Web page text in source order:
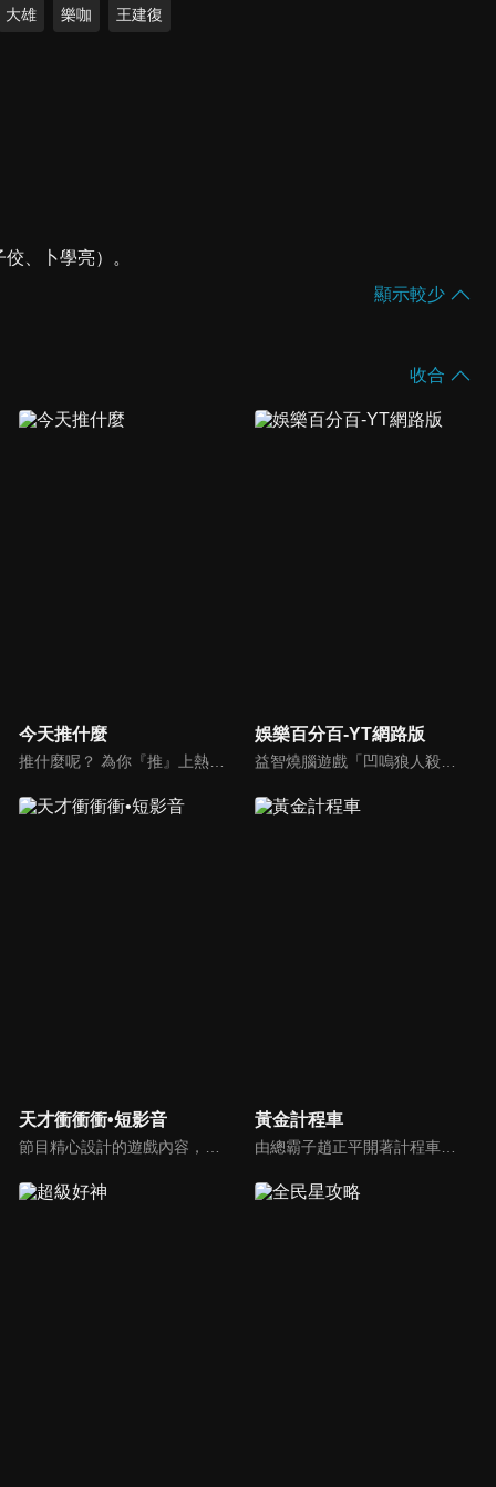
大雄 樂咖 王建復
、卜學亮）。
顯示較少
收合
今天推什麼 娛樂百分百-YT網路版
益智燒腦遊戲「凹嗚狼人殺」激發你的邏輯推理能力，偶像巨星雲集，全球娛樂資訊，一手掌握不脫節！2025全新升級改版，盡在《娛樂百分百-YT網路版》！
天才衝衝衝•短影音 黃金計程車
由總霸子趙正平開著計程車在街頭隨機找尋搭車路人，進行機智問答，如果十題答對就可以拿走金元寶！如果沒有答對，就把當前獎金減一個0然後發放！另外節目中總霸子趙正平還會帶我們遍尋美食名景。